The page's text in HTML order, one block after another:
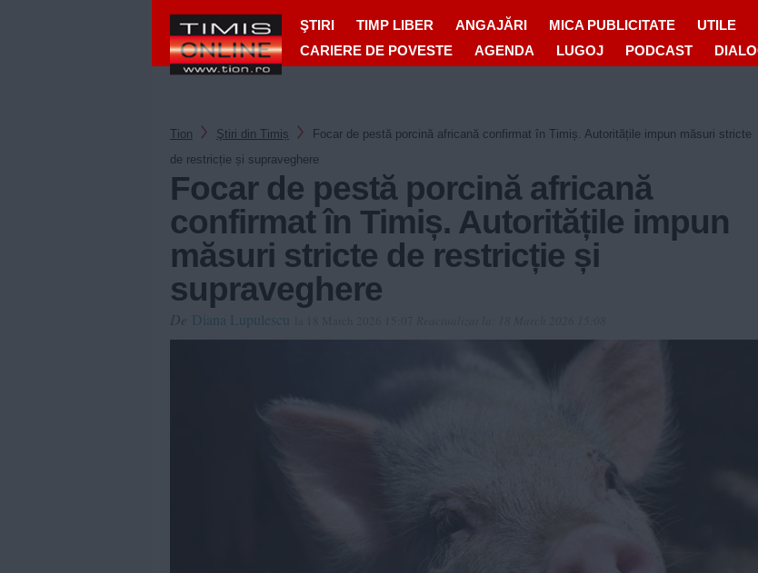
ŞTIRI TIMP LIBER ANGAJĂRI MICA PUBLICITATE UTILE
CARIERE DE POVESTE
AGENDA LUGOJ PODCAST
Tion Ştiri din Timiș
Focar de pestă porcină africană confirmat în Timiș. Autoritățile impun măsuri stricte
de restricție și supraveghere
Focar de pestă porcină africană
confirmat în Timiș. Autoritățile impun
măsuri stricte de restricție și
supraveghere
Diana Lupulescu